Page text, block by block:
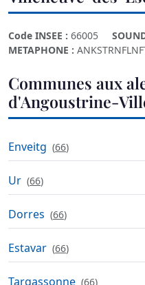
Code INSEE : 66005
METAPHONE :
Communes aux
d'Angoustrine-
Enveitg (66)
Ur (66)
Dorres (66)
Estavar (66)
Targassonne (66)